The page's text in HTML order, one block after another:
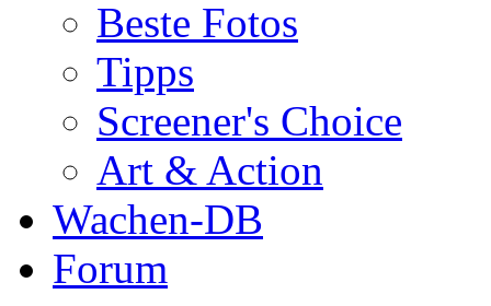
Beste Fotos
Tipps
Screener's Choice
Art & Action
Wachen-DB
Forum